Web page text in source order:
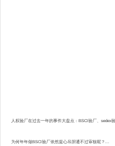
人权验厂在过去一年的事件大盘点：BSCI验厂、sedex验
为何年年做BSCI验厂依然提心吊胆通不过审核呢？...